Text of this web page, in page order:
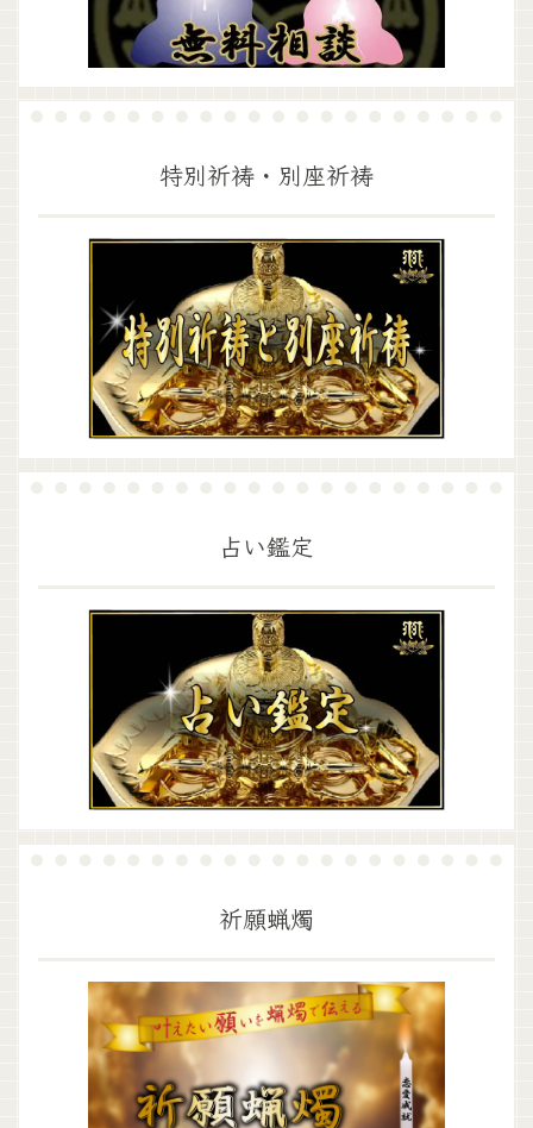
特別祈祷・別座祈祷
占い鑑定
祈願蝋燭